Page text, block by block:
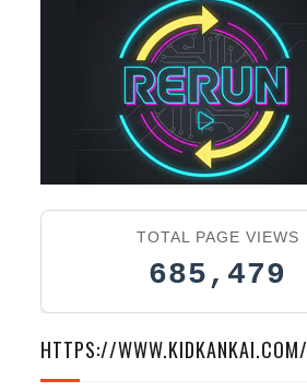
TOTAL PAGE VIEWS
685,479
HTTPS://WWW.KIDKANKAI.COM/